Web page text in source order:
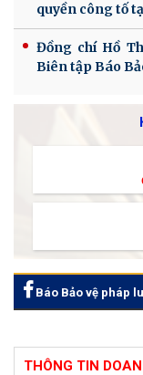
quyền công tố
Đồng chí Hồ
Biên tập Báo
Báo Bảo vệ pháp
THÔNG TIN